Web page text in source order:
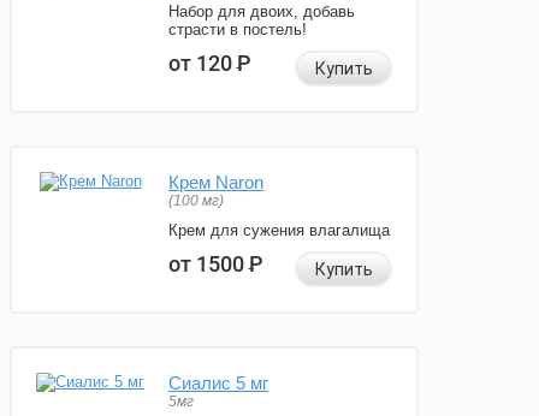
Набор для двоих, добавь
страсти в постель!
от 120Р Купить
Крем Naron
(100 мг)
Крем для сужения влагалища
от 1500Р Купить
Сиалис 5 мг
5мг